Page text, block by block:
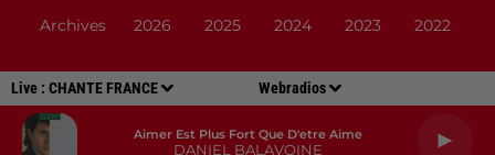
Live : CHANTE FRANCE Webradios
Aimer Est Plus Fort Que D'etre Aime
DANIEL BALAVOINE
Archives 2026 2025 2024 2023 2022